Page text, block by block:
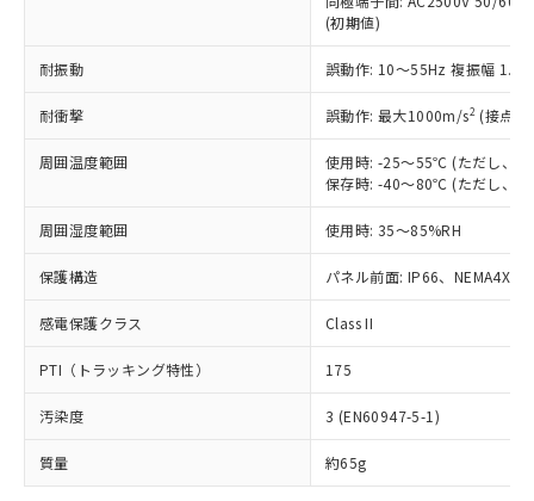
(初期値)
耐振動 誤動作: 10～55Hz 複振幅
耐衝撃 誤動作: 最大1000m/s2 (接点
周囲温度範囲
使用時: -25～55℃ (ただし、氷
保存時: -40～80℃ (ただし、氷
周囲湿度範囲 使用時: 35～85%RH
保護構造 パネル前面: IP66、NEMA4X,
感電保護クラス Class II
PTI（トラッキング特性） 175
汚染度 3 (EN60947-5-1)
質量 約65g
在庫状況および標準価格照会結果は、
記載している更新日時点での社内デー
タに基づき作成されるものであり、閲
覧された時点での実際の在庫および標
準価格とは異なる場合があることをご
正式な納期状況および標準価格はお客
様のお取引先、またはお客様担当のオ
ムロン制御機器販売店・当社販売員に
オムロン制御機器販売店や当社販売拠
販売ネットワーク
」をご確認
在庫状況および標準価格結果を当社の
事前の承諾なく第三者に漏洩または開
示しないようお願いします。
マイパーツ機能（部品リスト作成サー
ビス）をご利用いただくには、I-Web
メンバーズにご登録されている必要が
あります。
鉛(Pb) 1000ppm以下、 水銀(Hg) 1000ppm以下、 カド
類(PBB) 1000ppm以下、ポリ臭化ジフェニルエーテル類
(PBDE) 1000ppm以下、フタル酸ビス(2-エチルヘキシ
ル) (DEHP)(別名：DOP) 1000ppm以下、フタル酸ブチ
ルベンジル（BBP） 1000ppm以下、フタル酸ジブチル
（DBP） 1000ppm以下、フタル酸ジイソブチル
但し、RoHS指令で産業用監視および制御機器に対する
図的な使用がないことを確認しています。
部品在庫の切り替え状況などにより、予定
月が前後することがあります。
*中国RoHS10物質の基準値 (GB/T26572)：
Pb(鉛) :1000ppm、 Hg(水銀) : 1000ppm、 Cd(カドミウ
Cr(Ⅵ)(六価クロム) : 1000ppm、 PBBs(ポリ臭化ビフェ
ニル類) : 1000ppm、 PBDEs(ポリ臭化ジフェニルエーテ
ル類) : 1000ppm、
DBP(フタル酸ジブチル) : 1000ppm、 DIBP(フタル酸ジ
イソブチル) : 1000ppm、 BBP(フタル酸ブチルベンジ
DEHP(フタル酸ビス(2-エチルヘキシル)) : 1000ppm
「ｅ」：有害物質（10物質）のすべてが基
準値以下であることを示します。
「10」：通常の使用状況下において有害物
質が外部に漏えいし、環境に深刻な影響を
及ぼさない年数を意味します。
「－」：未確認です。当社販売部門へお問
（以下｢規制貨物等」という）を輸出
または国外への提供する場合は、日本
国政府の輸出許可(または役務取引許
可)を取得するなどの必要な手続きを
当社は規制貨物を破棄する場合は、完
全に破砕するなど、違法に輸出されな
いよう必要な手段を講じます。
当社は貴社製品を、核兵器、ミサイ
ル、化学兵器、生物兵器またはその他
武器並びにこれらの製造装置等に一切
当社は、貴社製品を第三者に販売する
場合は、上記1、2および3の内容を当
該第三者に通知します。また当社は、
販売先および販売に係わる関係者が違
法に輸出するおそれがある場合は、取
り引きをいたしません。
一定数以上の在庫あり
一定数には満たないが在庫あり
在庫なし(最新の在庫状況につ
いては、お客様のお取引先、ま
たはお客様担当のオムロン制御
機器販売店・当社販売員にご確
認ください)
受注生産機種、また在庫状況の
情報を公開していない機種